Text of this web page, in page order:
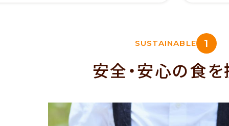
SUSTAINABLE 1
安全・安心の食